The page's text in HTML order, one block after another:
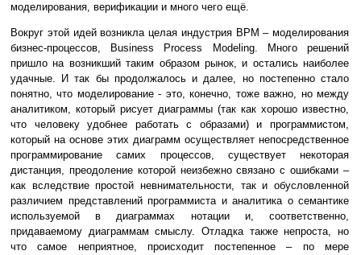
моделирования, верификации и много чего ещё.
Вокруг этой идей возникла целая индустрия BPM – моделирования
бизнес-процессов, Business Process Modeling. Много решений
пришло на возникший таким образом рынок, и остались наиболее
удачные. И так бы продолжалось и далее, но постепенно стало
понятно, что моделирование - это, конечно, тоже важно, но между
аналитиком, который рисует диаграммы (так как хорошо известно,
что человеку удобнее работать с образами) и программистом,
который на основе этих диаграмм осуществляет непосредственное
программирование самих процессов, существует некоторая
дистанция, преодоление которой неизбежно связано с ошибками –
как вследствие простой невнимательности, так и обусловленной
различием представлений программиста и аналитика о семантике
используемой в диаграммах нотации и, соответственно,
придаваемому диаграммам смыслу. Отладка также непроста, но
что самое неприятное, происходит постепенное – по мере